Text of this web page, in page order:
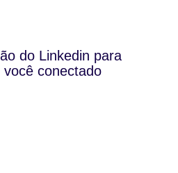
do Linkedin para
conectado